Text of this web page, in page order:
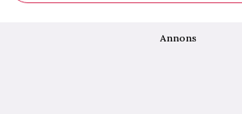
Annons